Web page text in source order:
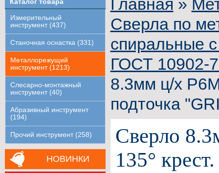
Измерительный
инструмент (437)
Станочная оснастка (331)
Металлорежущий
инструмент (1213)
Слесарно-монтажный
инструмент (40)
Абразивный инструмент
(194)
Прочий инструмент (258)
НОВИНКИ
Главная »
Сверла по
спиральные
ГОСТ 10902-
8.3мм ц/х
подточка
Сверло
135°